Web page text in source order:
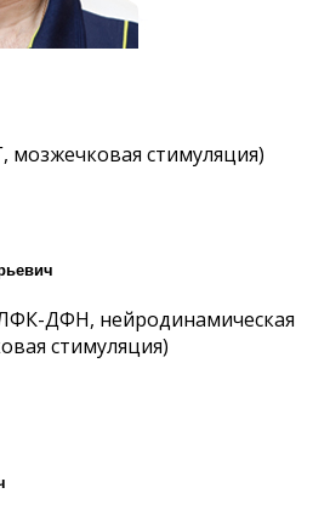
мозжечковая стимуляция)
ДФН, нейродинамическая
стимуляция)